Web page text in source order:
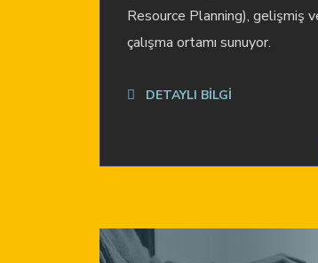
Resource Planning), gelişmiş
çalışma ortamı sunuyor.
DETAYLI BİLGİ